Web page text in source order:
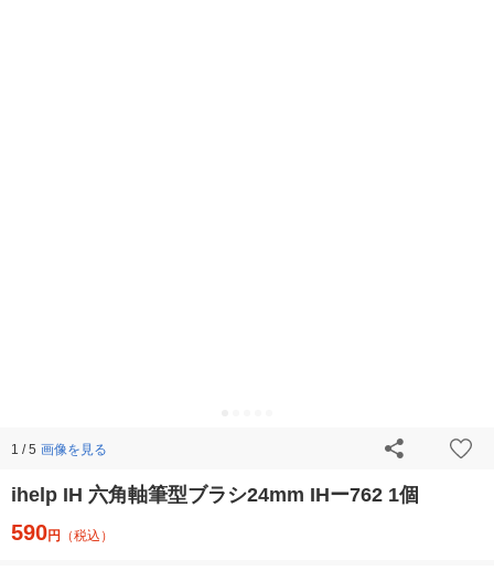
1 / 5 画像を見る
ihelp IH 六角軸筆型ブラシ24mm IHー762 1個
590円 （税込）